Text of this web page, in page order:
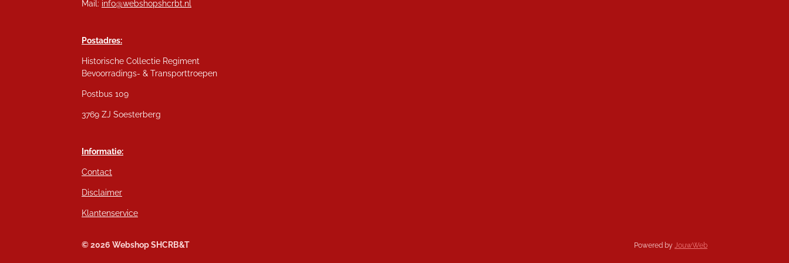
Mail: info@webshopshcrbt.nl
Postadres:
Historische Collectie Regiment
Bevoorradings- & Transporttroepen
Postbus 109
3769 ZJ Soesterberg
Informatie:
Contact
Disclaimer
Klantenservice
© 2026 Webshop SHCRB&T Powered by JouwWeb